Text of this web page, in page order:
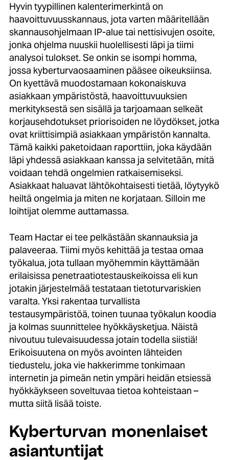
Hyvin tyypillinen kalenterimerkintä on
haavoittuvuusskannaus, jota varten määritellään
skannausohjelmaan IP-alue tai nettisivujen osoite,
jonka ohjelma nuuskii huolellisesti läpi ja tiimi
analysoi tulokset. Se onkin se isompi homma,
jossa kyberturvaosaaminen pääsee oikeuksiinsa.
On kyettävä muodostamaan kokonaiskuva
asiakkaan ympäristöstä, haavoittuvuuksien
merkityksestä sen sisällä ja tarjoamaan selkeät
korjausehdotukset priorisoiden ne löydökset, jotka
ovat kriittisimpiä asiakkaan ympäristön kannalta.
Tämä kaikki paketoidaan raporttiin, joka käydään
läpi yhdessä asiakkaan kanssa ja selvitetään, mitä
voidaan tehdä ongelmien ratkaisemiseksi.
Asiakkaat haluavat lähtökohtaisesti tietää, löytyykö
heiltä ongelmia ja miten ne korjataan. Silloin me
loihtijat olemme auttamassa.
Team Hactar ei tee pelkästään skannauksia ja
palaveeraa. Tiimi myös kehittää ja testaa omaa
työkalua, jota tullaan myöhemmin käyttämään
erilaisissa penetraatiotestauskeikoissa eli kun
jotakin järjestelmää testataan tietoturvariskien
varalta. Yksi rakentaa turvallista
testausympäristöä, toinen tuunaa työkalun koodia
ja kolmas suunnittelee hyökkäysketjua. Näistä
nivoutuu tulevaisuudessa jotain todella siistiä!
Erikoisuutena on myös avointen lähteiden
tiedustelu, joka vie hakkerimme tonkimaan
internetin ja pimeän netin ympäri heidän etsiessä
hyökkäykseen soveltuvaa tietoa kohteistaan –
mutta siitä lisää toiste.
Kyberturvan monenlaiset
asiantuntijat